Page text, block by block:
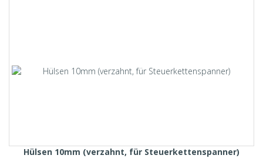
Hülsen 10mm (verzahnt, für Steuerkettenspanner)